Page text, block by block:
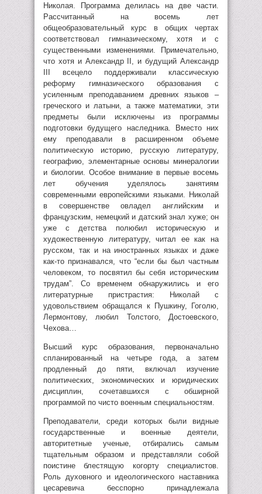
Николая. Программа делилась на две части.
Рассчитанный на восемь лет
общеобразовательный курс в общих чертах
соответствовал гимназическому, хотя и с
существенными изменениями. Примечательно,
что хотя и Александр II, и будущий Александр
III всецело поддерживали классическую
реформу гимназического образования с
усиленным преподаванием древних языков –
греческого и латыни, а также математики, эти
предметы были исключены из программы
подготовки будущего наследника. Вместо них
ему преподавали в расширенном объеме
политическую историю, русскую литературу,
географию, элементарные основы минералогии
и биологии. Особое внимание в первые восемь
лет обучения уделялось занятиям
современными европейскими языками. Николай
в совершенстве овладел английским и
французским, немецкий и датский знал хуже; он
уже с детства полюбил историческую и
художественную литературу, читал ее как на
русском, так и на иностранных языках и даже
как-то признавался, что “если бы был частным
человеком, то посвятил бы себя историческим
трудам”. Со временем обнаружились и его
литературные пристрастия: Николай с
удовольствием обращался к Пушкину, Гоголю,
Лермонтову, любил Толстого, Достоевского,
Чехова…
Высший курс образования, первоначально
спланированный на четыре года, а затем
продленный до пяти, включал изучение
политических, экономических и юридических
дисциплин, сочетавшихся с обширной
программой по чисто военным специальностям.
Преподаватели, среди которых были видные
государственные и военные деятели,
авторитетные ученые, отбирались самым
тщательным образом и представляли собой
поистине блестящую когорту специалистов.
Роль духовного и идеологического наставника
цесаревича бесспорно принадлежала